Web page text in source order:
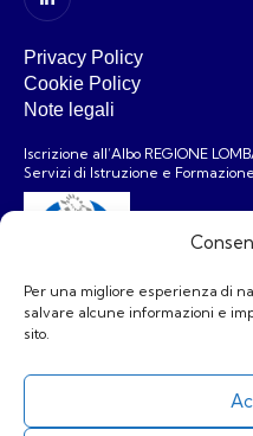
Per una migliore esperienza di
salvare alcune informazioni e
sito.
Privacy Policy
Cookie Policy
Note legali
Iscrizione all’Albo REGIONE
Servizi di Istruzione e
Associazione
Formazione